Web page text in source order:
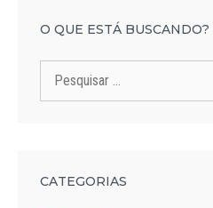
O QUE ESTÁ BUSCANDO?
CATEGORIAS